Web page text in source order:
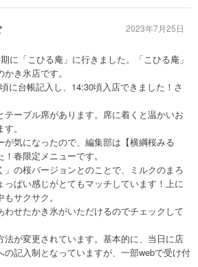
に「こひる庵」に行きました。「こひる庵」
き氷店です。
に台帳記入し、14:30頃入店できました！さ
テーブル席があります。席に着くと温かいお
。
が気になったので、編集部は【横綱桜みる
春限定メニューです。
」の桜バージョンとのことで、ミルクのまろ
っぱい感じがとてもマッチしています！上に
サクサク。
わせたかき氷がいただけるのでチェックして
法が変更されています。基本的に、当日に店
の記入制となっていますが、一部webで受け付
2023年7月25日